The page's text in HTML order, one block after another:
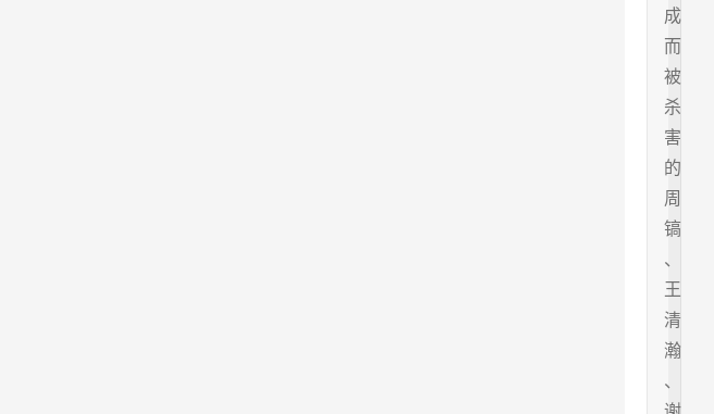
成
而
被
杀
害
的
周
镐
、
王
清
瀚
、